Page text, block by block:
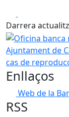
Darrera
Oficina banca
Ajuntament de
cas de
Enllaços
Web de la
RSS